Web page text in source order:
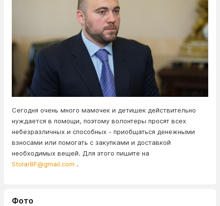
Сегодня очень много мамочек и детишек действительно
нуждается в помощи, поэтому волонтеры просят всех
небезразличных и способных - приобщаться денежными
взносами или помогать с закупками и доставкой
необходимых вещей. Для этого пишите на
StolarBF@gmail.com .
Фото